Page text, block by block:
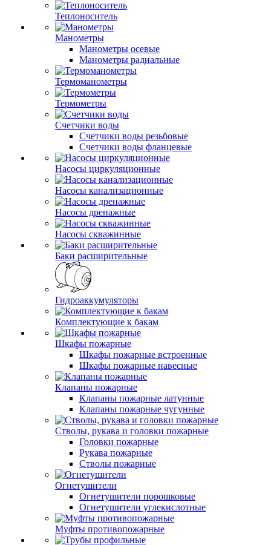
Теплоноситель
Манометры
Манометры осевые
Манометры радиальные
Термоманометры
Термометры
Счетчики воды
Счетчики воды резьбовые
Счетчики воды фланцевые
Насосы циркуляционные
Насосы канализационные
Насосы дренажные
Насосы скважинные
Баки расширительные
Гидроаккумуляторы
Комплектующие к бакам
Шкафы пожарные
Шкафы пожарные встроенные
Шкафы пожарные навесные
Клапаны пожарные
Клапаны пожарные латунные
Клапаны пожарные чугунные
Стволы, рукава и головки пожарные
Головки пожарные
Рукава пожарные
Стволы пожарные
Огнетушители
Огнетушители порошковые
Огнетушители углекислотные
Муфты противопожарные